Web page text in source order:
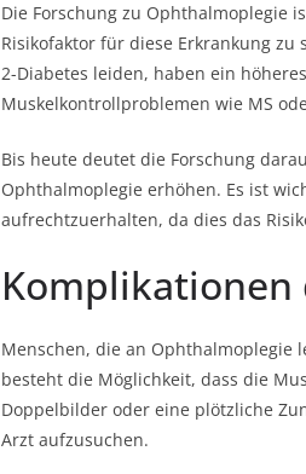
Die Forschung zu Ophthalmoplegie
Risikofaktor für diese Erkrankung zu
2-Diabetes leiden, haben ein
Muskelkontrollproblemen wie MS
Bis heute deutet die Forschung
Ophthalmoplegie erhöhen. Es ist
aufrechtzuerhalten, da dies das
Menschen, die an Ophthalmoplegie
besteht die Möglichkeit, dass die
Doppelbilder oder eine plötzliche
Arzt aufzusuchen.